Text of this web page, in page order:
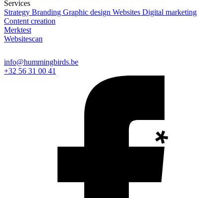
Services
Strategy Branding Graphic design Websites Digital marketing
Content creation
Merktest
Websitescan
info@hummingbirds.be
+32 56 31 00 41